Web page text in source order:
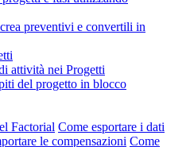
preventivi e convertili in
attività nei Progetti
del progetto in blocco
Factorial Come esportare i dati
le compensazioni Come